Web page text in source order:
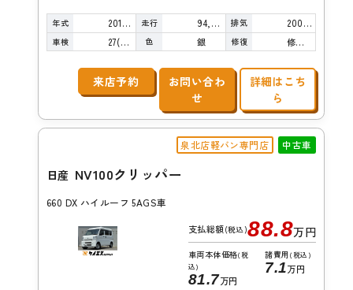
年式 2016年 走行 94,000km 排気 2000cc
車検 27(R9)/08 色 銀 修復 修復歴無し
来店予約
お問い合わ
せ
詳細はこち
ら
泉北店軽バン専門店 中古車
日産 NV100クリッパー
660 DX ハイルーフ 5AGS車
支払総額(税込)88.8万円
車両本体価格(税
込)
81.7万円
諸費用 (税込)
7.1万円